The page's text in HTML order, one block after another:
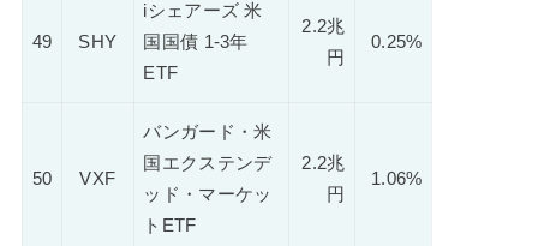
49 SHY
iシェアーズ 米
国国債 1-3年
ETF
2.2兆
円
0.25%
50 VXF
バンガード・米
国エクステンデ
ッド・マーケッ
トETF
2.2兆
円
1.06%